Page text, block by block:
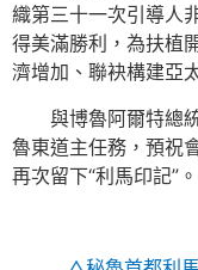
織第三十一次引導人
得美滿勝利，為扶植
濟增加、聯袂構建亞
與博魯阿爾特總
魯東道主任務，預祝
再次留下“利馬印記”。